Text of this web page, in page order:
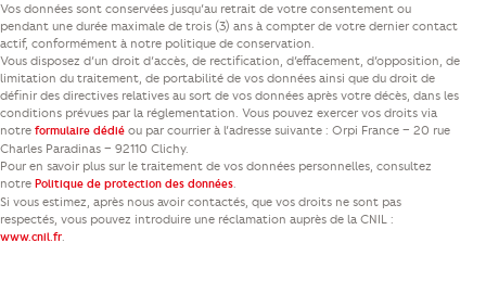
Vos données sont conservées jusqu’au retrait de votre consentement ou
pendant une durée maximale de trois (3) ans à compter de votre dernier contact
actif, conformément à notre politique de conservation.
Vous disposez d’un droit d’accès, de rectification, d’effacement, d’opposition, de
limitation du traitement, de portabilité de vos données ainsi que du droit de
définir des directives relatives au sort de vos données après votre décès, dans les
conditions prévues par la réglementation. Vous pouvez exercer vos droits via
notre formulaire dédié ou par courrier à l’adresse suivante : Orpi France – 20 rue
Charles Paradinas – 92110 Clichy.
Pour en savoir plus sur le traitement de vos données personnelles, consultez
notre Politique de protection des données.
Si vous estimez, après nous avoir contactés, que vos droits ne sont pas
respectés, vous pouvez introduire une réclamation auprès de la CNIL :
www.cnil.fr.